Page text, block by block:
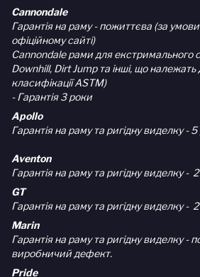
Cannondale
Гарантія на раму - пожиттєва (за умови
офіційному сайті)
Cannondale рами для екстримального
Downhill, Dirt Jump та інші, що належать
класифікації ASTM)
- Гарантія 3 роки
Apollo
Гарантія на раму та ригідну виделку - 5
Aventon
Гарантія на раму та ригідну виделку -
GT
Гарантія на раму та ригідну виделку -
Marin
Гарантія на раму та ригідну виделку -
виробничий дефект.
Pride